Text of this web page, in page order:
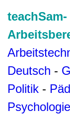
teachSam-
Deutsch -
Politik -
Psychologie